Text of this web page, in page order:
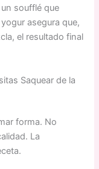
soufflé que
asegura que,
el resultado final
Saquear de la
forma. No
La